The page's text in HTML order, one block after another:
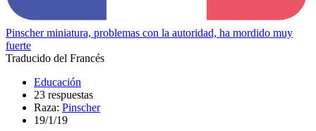
Pinscher miniatura, problemas con la autoridad, ha mordido muy
fuerte
Traducido del Francés
Educación
23 respuestas
Raza: Pinscher
19/1/19